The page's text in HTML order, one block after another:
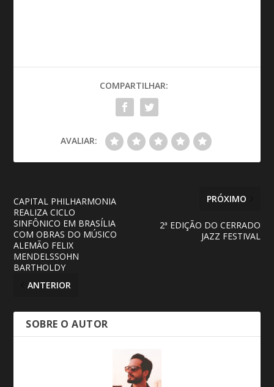
COMPARTILHAR:
AVALIAR:
CAPITAL PHILHARMONIA
REALIZA CICLO
SINFÔNICO EM BRASÍLIA
COM OBRAS DO MÚSICO
ALEMÃO FELIX
MENDELSSOHN
BARTHOLDY
ANTERIOR
PRÓXIMO
2ª EDIÇÃO DO CERRADO
JAZZ FESTIVAL
SOBRE O AUTOR